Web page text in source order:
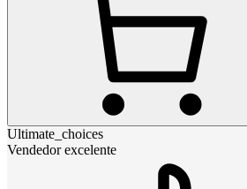
Ultimate_choices
Vendedor excelente